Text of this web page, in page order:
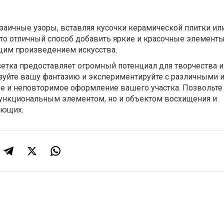
узоры, вставляя кусочки керамической плитки
отличный способ добавить яркие и красочные
произведением искусства.
предоставляет огромный потенциал для творчества и
вашу фантазию и экспериментируйте с различными
и неповторимое оформление вашего участка.
элементом, но и объектом восхищения и